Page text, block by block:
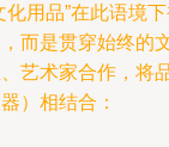
化用品”在此语境
而是贯穿始终的
艺术家合作，将
）相结合：